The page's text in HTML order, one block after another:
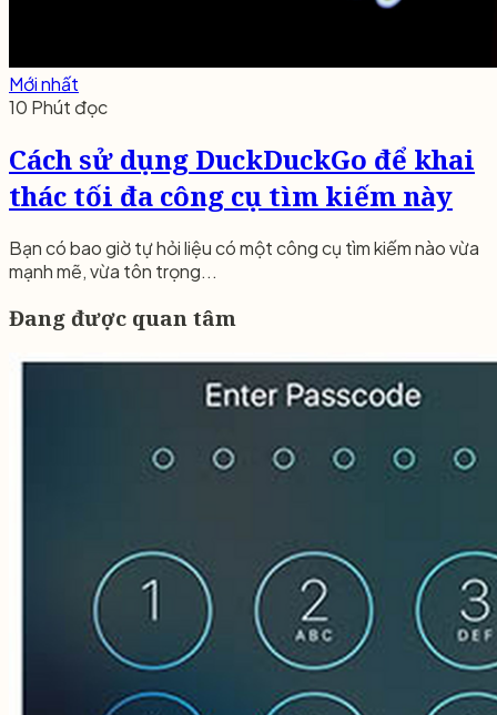
Mới nhất
10 Phút đọc
Cách sử dụng DuckDuckGo để khai
thác tối đa công cụ tìm kiếm này
Bạn có bao giờ tự hỏi liệu có một công cụ tìm kiếm nào vừa
mạnh mẽ, vừa tôn trọng...
Đang được quan tâm